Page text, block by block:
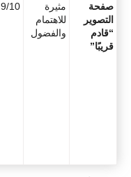
صفحة
التصوير
“قادم
قريبًا”
مثيرة
للاهتمام
والفضول
9/10